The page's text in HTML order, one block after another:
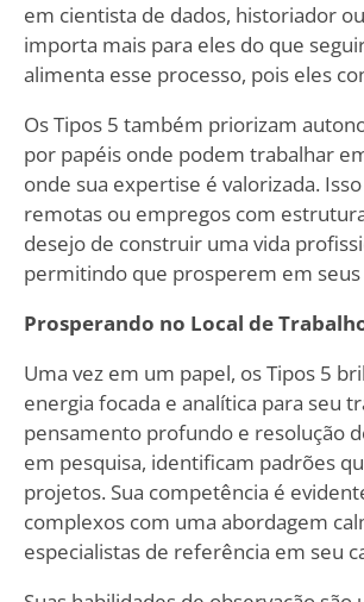
em cientista de dados, historiador
importa mais para eles do que
alimenta esse processo, pois eles
Os Tipos 5 também priorizam
por papéis onde podem trabalhar
onde sua expertise é valorizada.
remotas ou empregos com
desejo de construir uma vida
permitindo que prosperem em
Prosperando no Local de
Uma vez em um papel, os Tipos 5
energia focada e analítica para seu
pensamento profundo e resolução
em pesquisa, identificam padrões
projetos. Sua competência é
complexos com uma abordagem
especialistas de referência em seu